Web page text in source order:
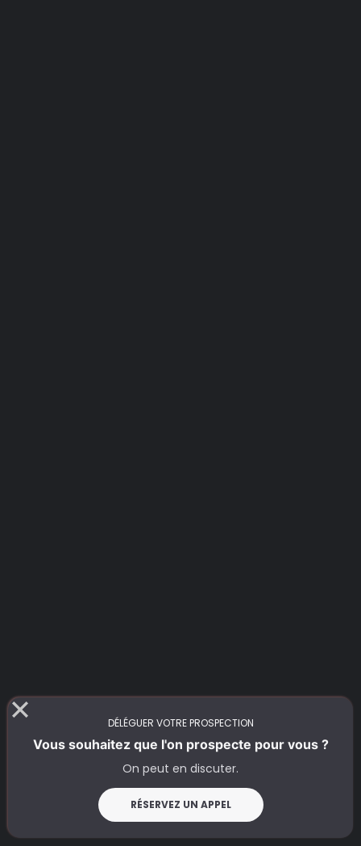
DÉLÉGUER VOTRE PROSPECTION
Vous souhaitez que l'on prospecte pour vous ?
On peut en discuter.
RÉSERVEZ UN APPEL